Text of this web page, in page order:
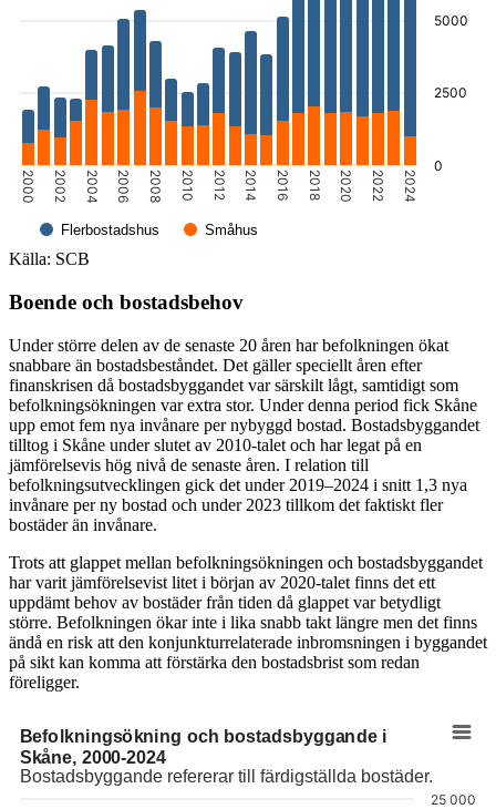
2000 2002 2004 2006 2008 2010 2012 2014 2016 2018 2020 2022 2024
0
2500
5000
Flerbostadshus Småhus
Slut på det interaktiva diagrammet.
Källa: SCB
Boende och bostadsbehov
Under större delen av de senaste 20 åren har befolkningen ökat
snabbare än bostadsbeståndet. Det gäller speciellt åren efter
finanskrisen då bostadsbyggandet var särskilt lågt, samtidigt som
befolkningsökningen var extra stor. Under denna period fick Skåne
upp emot fem nya invånare per nybyggd bostad. Bostadsbyggandet
tilltog i Skåne under slutet av 2010-talet och har legat på en
jämförelsevis hög nivå de senaste åren. I relation till
befolkningsutvecklingen gick det under 2019–2024 i snitt 1,3 nya
invånare per ny bostad och under 2023 tillkom det faktiskt fler
bostäder än invånare.
Trots att glappet mellan befolkningsökningen och bostadsbyggandet
har varit jämförelsevist litet i början av 2020-talet finns det ett
uppdämt behov av bostäder från tiden då glappet var betydligt
större. Befolkningen ökar inte i lika snabb takt längre men det finns
ändå en risk att den konjunkturrelaterade inbromsningen i byggandet
på sikt kan komma att förstärka den bostadsbrist som redan
föreligger.
Befolkningsökning och bostadsbyggande i Skåne, 2000-2024
Linjediagram med 2 linjer.
Bostadsbyggande refererar till färdigställda bostäder.
25 000
Befolkningsökning och bostadsbyggande i
Skåne, 2000-2024